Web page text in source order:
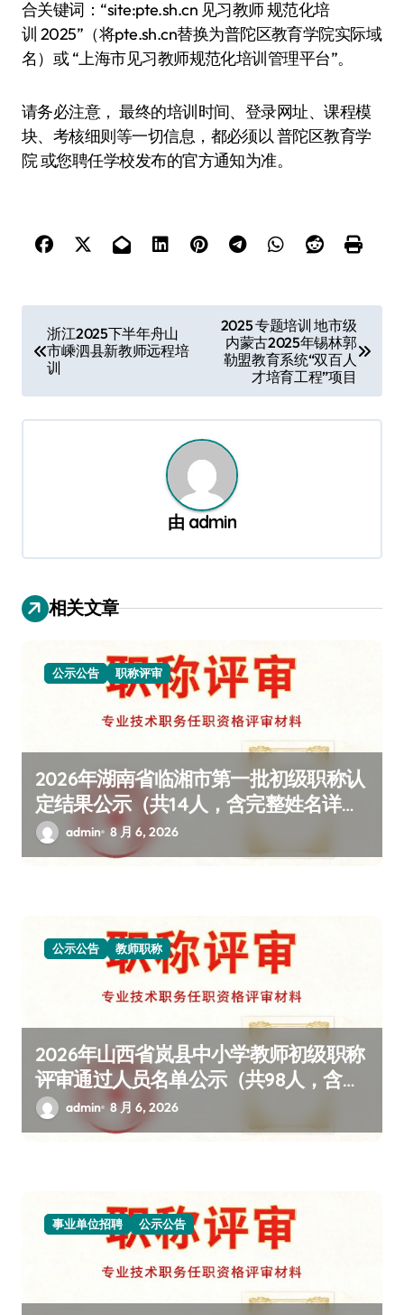
合关键词：​​“site:pte.sh.cn 见习教师 规范化培
训 2025”​​（将pte.sh.cn替换为普陀区教育学院实际域
名）或 ​​“上海市见习教师规范化培训管理平台”​​。
​​请务必注意，​​ 最终的培训时间、登录网址、课程模
块、考核细则等一切信息，都必须以 ​​普陀区教育学
院​​ 或您​​聘任学校​​发布的​​官方通知​​为准。
章
浙江2025下半年舟山
市嵊泗县新教师远程培
训
2025 专题培训 地市级
内蒙古2025年锡林郭
勒盟教育系统“双百人
才培育工程”项目
由 admin
相关文章
公示公告 职称评审
2026年湖南省临湘市第一批初级职称认
定结果公示（共14人，含完整姓名详
情）admin 8 月 6, 2026
公示公告 教师职称
2026年山西省岚县中小学教师初级职称
评审通过人员名单公示（共98人，含完
整姓名详情）
admin 8 月 6, 2026
事业单位招聘 公示公告